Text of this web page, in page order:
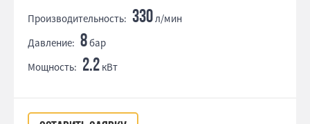
Производительность: 330л/мин
Давление: 8бар
Мощность: 2.2 кВт